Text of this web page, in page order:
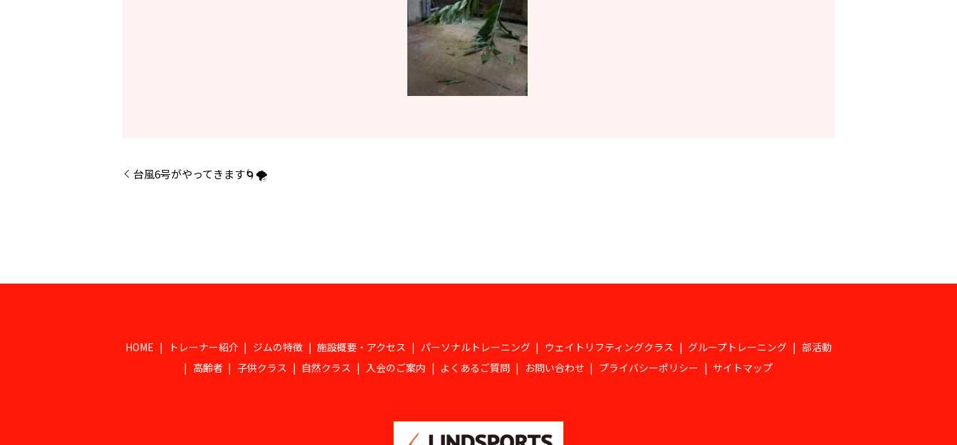
台風6号がやってきます🌀🌪️
HOME トレーナー紹介 ジムの特徴 施設概要・アクセス パーソナルトレーニング ウェイトリフティングクラス グループトレーニング
部活動
高齢者
子供クラス 自然クラス 入会のご案内 よくあるご質問 お問い合わせ プライバシーポリシー サイトマップ